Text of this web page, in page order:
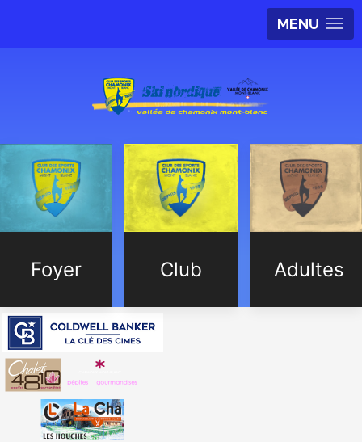
MENU
Foyer Club Adultes